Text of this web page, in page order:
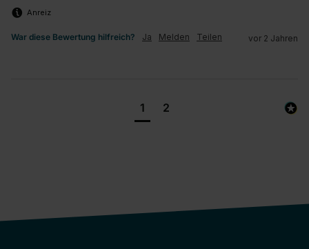
Anreiz
War diese Bewertung hilfreich? Ja Melden Teilen vor 2 Jahren
1 2